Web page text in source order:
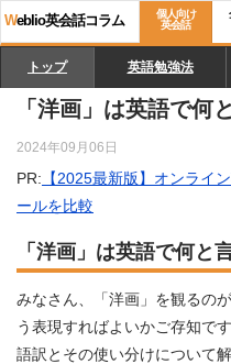
Weblio英会話コラム
個人向け
英会話
トップ 英語勉強法
「洋画」は英語で何
2024年09月06日
PR: 【2025最新版】オンライ
ールを比較
「洋画」は英語で何と
みなさん、「洋画」を観るの
う表現すればよいかご存知で
語訳とその使い分けについて